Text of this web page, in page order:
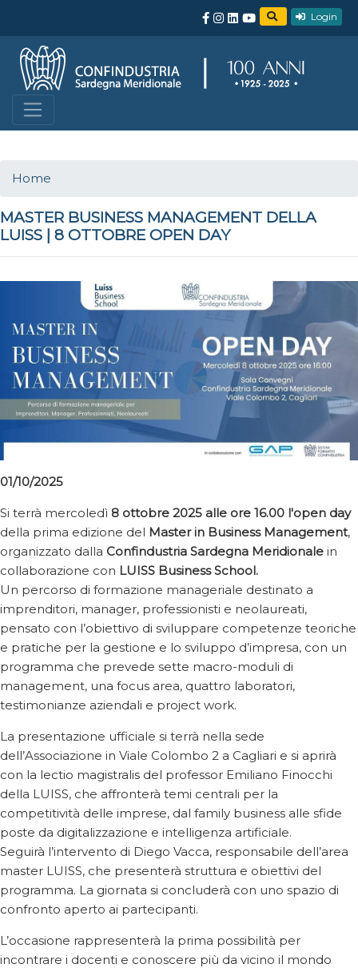
Login
Home
MASTER BUSINESS MANAGEMENT DELLA
LUISS | 8 OTTOBRE OPEN DAY
01/10/2025
Si terrà mercoledì 8 ottobre 2025 alle ore 16.00 l'open day
della prima edizione del Master in Business Management,
organizzato dalla Confindustria Sardegna Meridionale in
collaborazione con LUISS Business School.
Un percorso di formazione manageriale destinato a
imprenditori, manager, professionisti e neolaureati,
pensato con l’obiettivo di sviluppare competenze teoriche
e pratiche per la gestione e lo sviluppo d’impresa, con un
programma che prevede sette macro-moduli di
management, una focus area, quattro laboratori,
testimonianze aziendali e project work.
La presentazione ufficiale si terrà nella sede
dell’Associazione in Viale Colombo 2 a Cagliari e si aprirà
con la lectio magistralis del professor Emiliano Finocchi
della LUISS, che affronterà temi centrali per la
competitività delle imprese, dal family business alle sfide
poste da digitalizzazione e intelligenza artificiale.
Seguirà l’intervento di Diego Vacca, responsabile dell’area
master LUISS, che presenterà struttura e obiettivi del
programma. La giornata si concluderà con uno spazio di
confronto aperto ai partecipanti.
L’occasione rappresenterà la prima possibilità per
incontrare i docenti e conoscere più da vicino il mondo